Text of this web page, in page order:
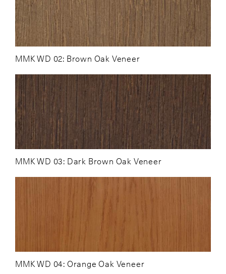
MMK WD 02: Brown Oak Veneer
MMK WD 03: Dark Brown Oak Veneer
MMK WD 04: Orange Oak Veneer